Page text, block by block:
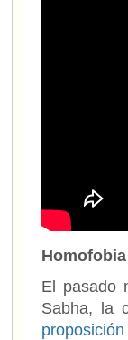
El pasado
Sabha, la